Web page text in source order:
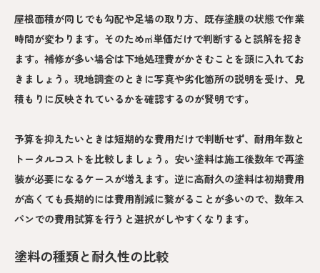
屋根面積が同じでも勾配や足場の取り方、既存塗膜の状態で作業
時間が変わります。そのため㎡単価だけで判断すると誤解を招き
ます。補修が多い場合は下地処理費がかさむことを頭に入れてお
きましょう。現地調査のときに写真や劣化箇所の説明を受け、見
積もりに反映されているかを確認するのが賢明です。
予算を抑えたいときは短期的な費用だけで判断せず、耐用年数と
トータルコストを比較しましょう。安い塗料は施工後数年で再塗
装が必要になるケースが増えます。逆に高耐久の塗料は初期費用
が高くても長期的には費用削減に繋がることが多いので、数年ス
パンでの費用試算を行うと選択がしやすくなります。
塗料の種類と耐久性の比較